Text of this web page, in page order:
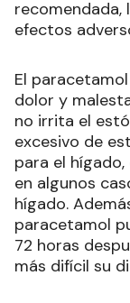
recomendada,
efectos
El
dolor y
no irrita el
excesivo de
para el
en algunos
hígado.
paracetamol
72 horas
más difícil su